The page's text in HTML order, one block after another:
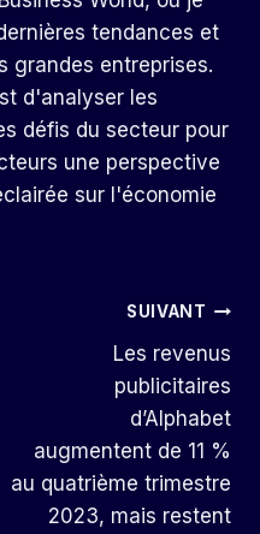
tendances et
grandes entreprises.
d'analyser les
défis du secteur pour
une perspective
sur l'économie
SUIVANT
Les revenus
publicitaires
d’Alphabet
augmentent de 11 %
au quatrième trimestre
2023, mais restent